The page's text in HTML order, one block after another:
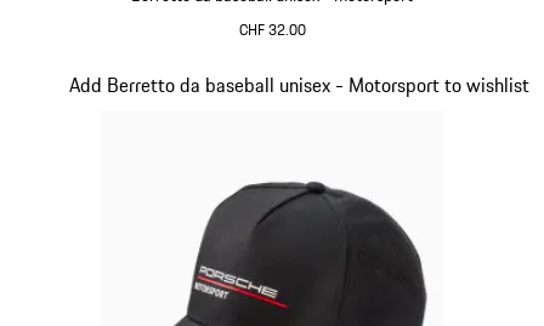
CHF 32.00
Add Berretto da baseball unisex - Motorsport to wishlist
Diapositiva 3 di 20